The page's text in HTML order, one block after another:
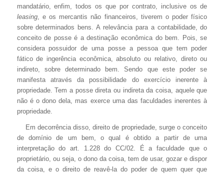
mandatário, enfim, todos os que por contrato, inclusive os de
leasing, e os mercantis não financeiros, tiverem o poder físico
sobre determinados bens. A relevância para a contabilidade, do
conceito de posse é a destinação econômica do bem. Pois, se
considera possuidor de uma posse a pessoa que tem poder
fático de ingerência econômica, absoluto ou relativo, direto ou
indireto, sobre determinado bem. Sendo que este poder se
manifesta através da possibilidade do exercício inerente à
propriedade. Tem a posse direta ou indireta da coisa, aquele que
não é o dono dela, mas exerce uma das faculdades inerentes à
propriedade.
Em decorrência disso, direito de propriedade, surge o conceito
de domínio de um bem, o qual é obtido a partir de uma
interpretação do art. 1.228 do CC/02. É a faculdade que o
proprietário, ou seja, o dono da coisa, tem de usar, gozar e dispor
da coisa, e o direito de reavê-la do poder de quem quer que